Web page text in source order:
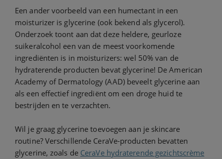
Een ander voorbeeld van een humectant in een
moisturizer is glycerine (ook bekend als glycerol).
Onderzoek toont aan dat deze heldere, geurloze
suikeralcohol een van de meest voorkomende
ingrediënten is in moisturizers: wel 50% van de
hydraterende producten bevat glycerine! De American
Academy of Dermatology (AAD) beveelt glycerine aan
als een effectief ingrediënt om een droge huid te
bestrijden en te verzachten.
Wil je graag glycerine toevoegen aan je skincare
routine? Verschillende CeraVe-producten bevatten
glycerine, zoals de CeraVe hydraterende gezichtscrème